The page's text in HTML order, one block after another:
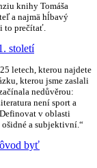
knihy Tomáša
a najmä hĺbavý
to prečítať.
století
letech, kterou najdete
kterou jsme zaslali
nedůvěrou:
není sport a
v oblasti
a subjektivní.“
byť